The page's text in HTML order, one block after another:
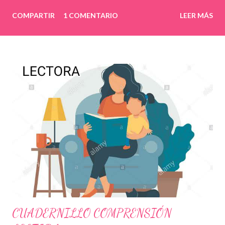
COMPARTIR 1 COMENTARIO LEER MÁS
CUADERNILLO COMPRENSIÓN